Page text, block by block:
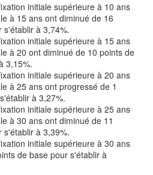
initiale supérieure à 10 ans
à 15 ans ont diminué de 16
s'établir à 3,74%.
initiale supérieure à 15 ans
à 20 ont diminué de 10 points de
3,15%.
initiale supérieure à 20 ans
à 25 ans ont progressé de 1
à 3,27%.
initiale supérieure à 25 ans
à 30 ans ont diminué de 11
s'établir à 3,39%.
initiale supérieure à 30 ans
de base pour s'établir à